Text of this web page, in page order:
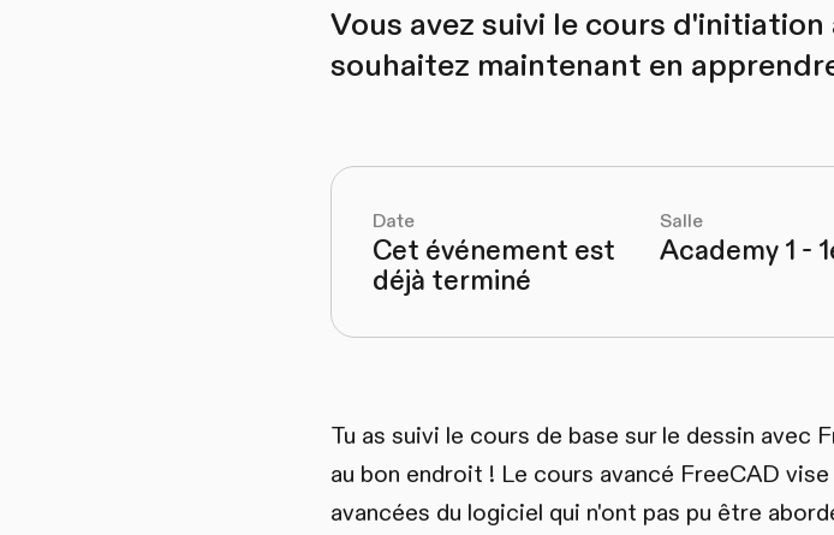
Vous avez suivi le cours
souhaitez maintenant en
Date
Cet événement est
déjà terminé
Salle
Academy 1 -
Tu as suivi le cours de base sur le dessin avec
au bon endroit ! Le cours avancé FreeCAD
avancées du logiciel qui n'ont pas pu être